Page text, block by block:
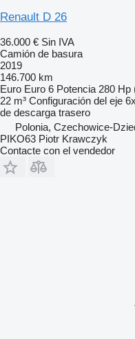
Renault D 26
36.000 € Sin IVA
Camión de basura
2019
146.700 km
Euro Euro 6 Potencia 280 Hp
22 m³ Configuración del eje
de descarga trasero
Polonia, Czechowice-
PIKO63 Piotr Krawczyk
Contacte con el vendedor